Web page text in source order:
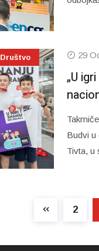
Društvo 29
„U
Budvi u
Tivta, u
2